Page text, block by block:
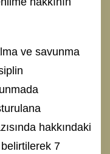
ve savunma
hakkındaki
7